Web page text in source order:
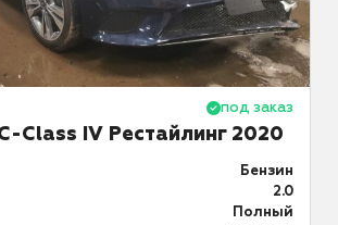
под заказ
Class IV Рестайлинг 2020
Бензин
2.0
Полный